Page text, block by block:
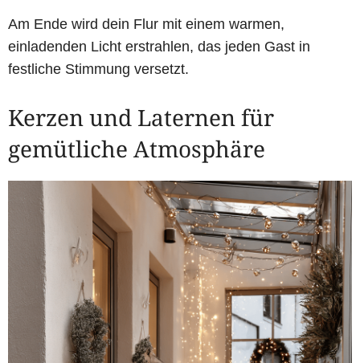
Am Ende wird dein Flur mit einem warmen,
einladenden Licht erstrahlen, das jeden Gast in
festliche Stimmung versetzt.
Kerzen und Laternen für
gemütliche Atmosphäre